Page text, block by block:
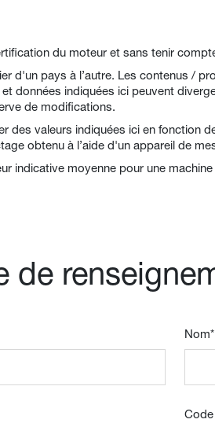
du moteur et sans tenir
d'un pays à l’autre. Les contenus /
données indiquées ici peuvent
de modifications.
des valeurs indiquées ici en
obtenu à l’aide d'un appareil de
indicative moyenne pour une
de
Nom*